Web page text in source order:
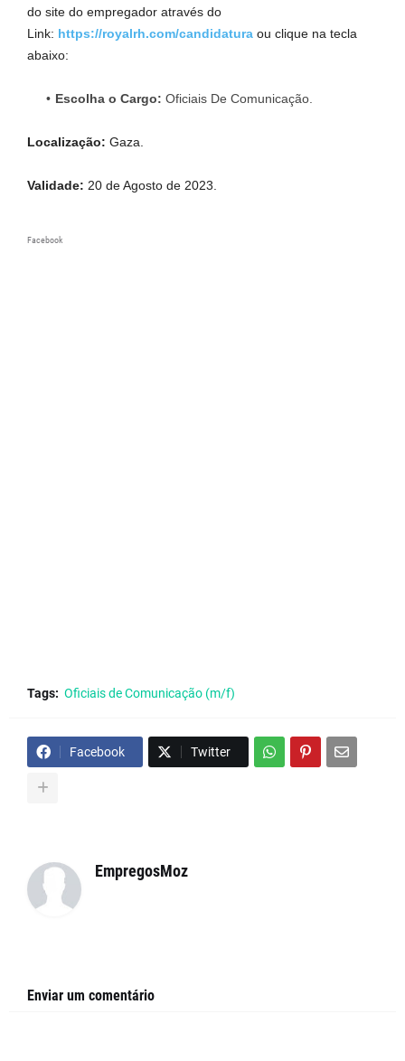
do site do empregador através do
Link: https://royalrh.com/candidatura ou clique na tecla
abaixo:
Escolha o Cargo: Oficiais De Comunicação.
Localização: Gaza.
Validade: 20 de Agosto de 2023.
Facebook
Tags: Oficiais de Comunicação (m/f)
Facebook Twitter
EmpregosMoz
Enviar um comentário